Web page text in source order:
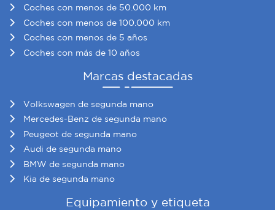
Coches con menos de 50.000 km
Coches con menos de 100.000 km
Coches con menos de 5 años
Coches con más de 10 años
Marcas destacadas
Volkswagen de segunda mano
Mercedes-Benz de segunda mano
Peugeot de segunda mano
Audi de segunda mano
BMW de segunda mano
Kia de segunda mano
Equipamiento y etiqueta